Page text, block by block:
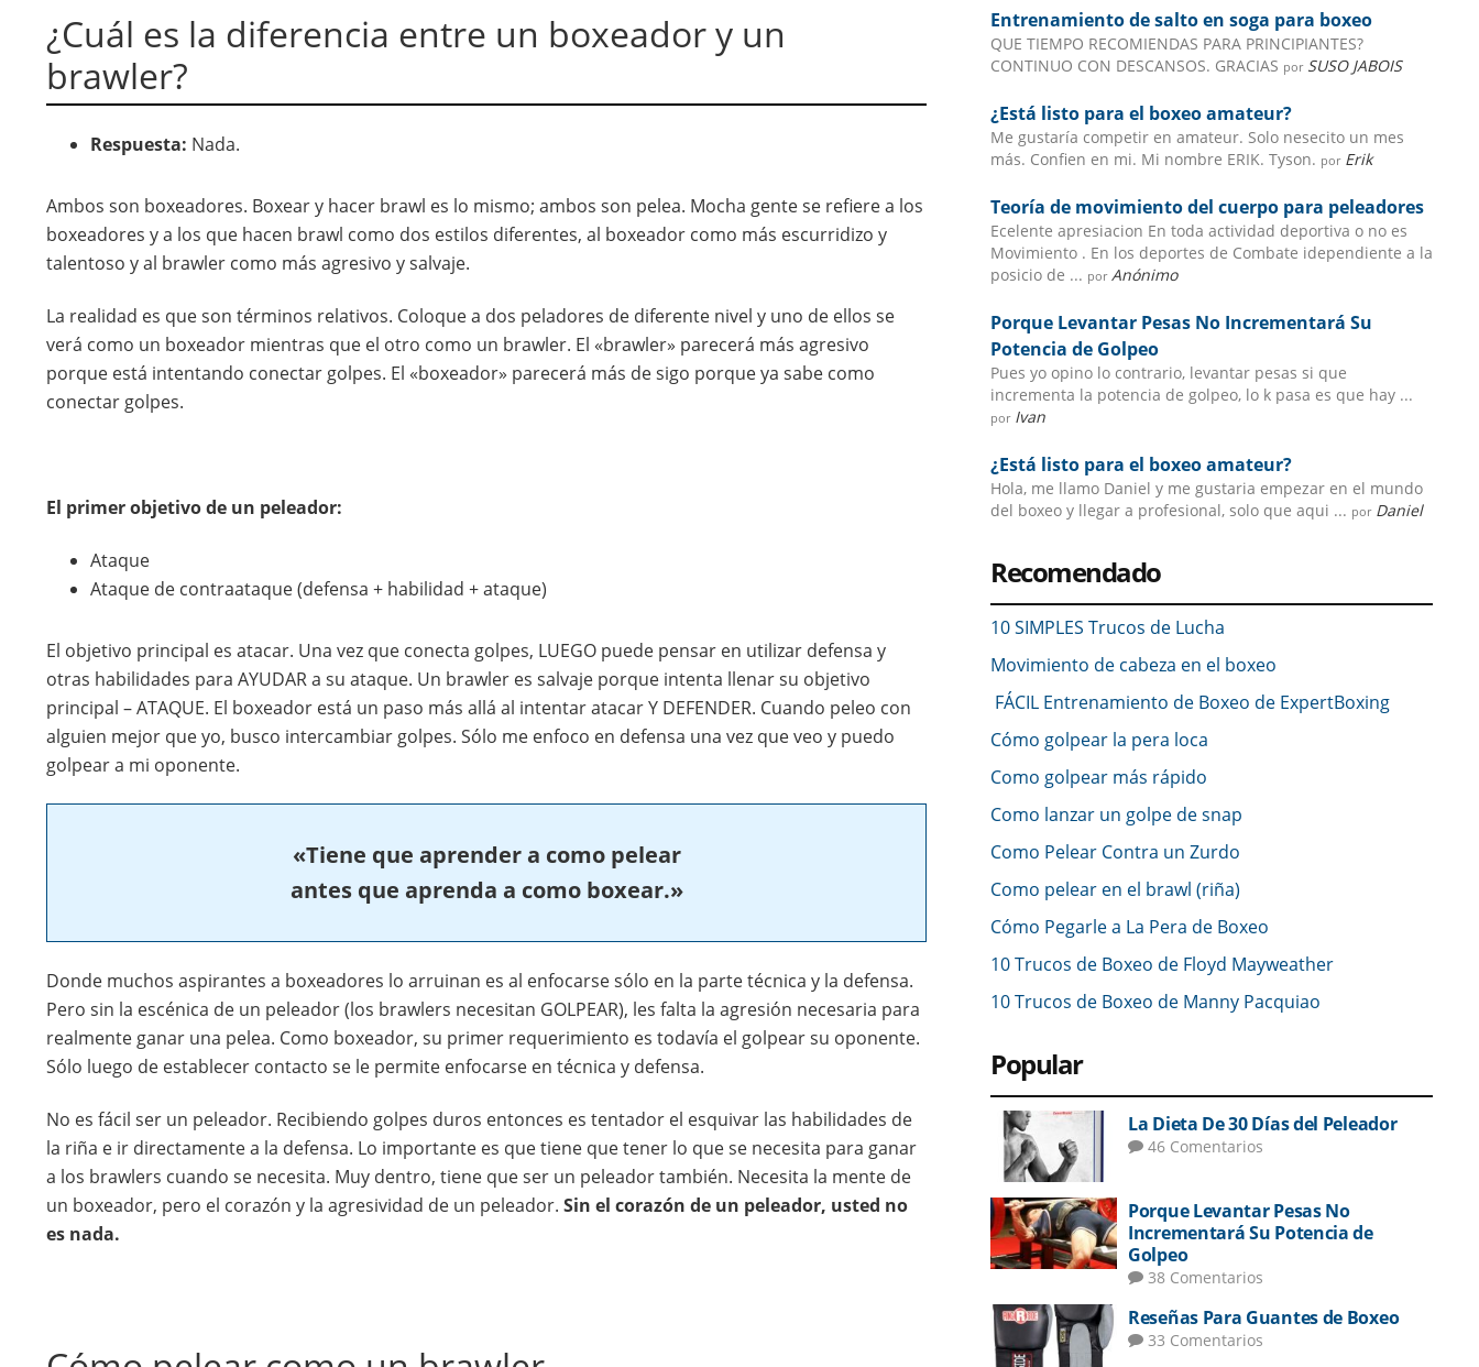
¿Cuál es la diferencia entre un boxeador y un
brawler?
Respuesta: Nada.
Ambos son boxeadores. Boxear y hacer brawl es lo mismo; ambos son pelea. Mocha gente se refiere a los
boxeadores y a los que hacen brawl como dos estilos diferentes, al boxeador como más escurridizo y
talentoso y al brawler como más agresivo y salvaje.
La realidad es que son términos relativos. Coloque a dos peladores de diferente nivel y uno de ellos se
verá como un boxeador mientras que el otro como un brawler. El «brawler» parecerá más agresivo
porque está intentando conectar golpes. El «boxeador» parecerá más de sigo porque ya sabe como
conectar golpes.
El primer objetivo de un peleador:
Ataque
Ataque de contraataque (defensa + habilidad + ataque)
El objetivo principal es atacar. Una vez que conecta golpes, LUEGO puede pensar en utilizar defensa y
otras habilidades para AYUDAR a su ataque. Un brawler es salvaje porque intenta llenar su objetivo
principal – ATAQUE. El boxeador está un paso más allá al intentar atacar Y DEFENDER. Cuando peleo con
alguien mejor que yo, busco intercambiar golpes. Sólo me enfoco en defensa una vez que veo y puedo
golpear a mi oponente.
«Tiene que aprender a como pelear
antes que aprenda a como boxear.»
Donde muchos aspirantes a boxeadores lo arruinan es al enfocarse sólo en la parte técnica y la defensa.
Pero sin la escénica de un peleador (los brawlers necesitan GOLPEAR), les falta la agresión necesaria para
realmente ganar una pelea. Como boxeador, su primer requerimiento es todavía el golpear su oponente.
Sólo luego de establecer contacto se le permite enfocarse en técnica y defensa.
No es fácil ser un peleador. Recibiendo golpes duros entonces es tentador el esquivar las habilidades de
la riña e ir directamente a la defensa. Lo importante es que tiene que tener lo que se necesita para ganar
a los brawlers cuando se necesita. Muy dentro, tiene que ser un peleador también. Necesita la mente de
un boxeador, pero el corazón y la agresividad de un peleador. Sin el corazón de un peleador, usted no
es nada.
Entrenamiento de salto en soga para boxeo
QUE TIEMPO RECOMIENDAS PARA PRINCIPIANTES?
CONTINUO CON DESCANSOS. GRACIAS por SUSO JABOIS
¿Está listo para el boxeo amateur?
Me gustaría competir en amateur. Solo nesecito un mes
más. Confien en mi. Mi nombre ERIK. Tyson. por Erik
Teoría de movimiento del cuerpo para peleadores
Ecelente apresiacion En toda actividad deportiva o no es
Movimiento . En los deportes de Combate idependiente a la
posicio de ... por Anónimo
Porque Levantar Pesas No Incrementará Su
Potencia de Golpeo
Pues yo opino lo contrario, levantar pesas si que
incrementa la potencia de golpeo, lo k pasa es que hay ...
por Ivan
¿Está listo para el boxeo amateur?
Hola, me llamo Daniel y me gustaria empezar en el mundo
del boxeo y llegar a profesional, solo que aqui ... por Daniel
Recomendado
10 SIMPLES Trucos de Lucha
Movimiento de cabeza en el boxeo
FÁCIL Entrenamiento de Boxeo de ExpertBoxing
Cómo golpear la pera loca
Como golpear más rápido
Como lanzar un golpe de snap
Como Pelear Contra un Zurdo
Como pelear en el brawl (riña)
Cómo Pegarle a La Pera de Boxeo
10 Trucos de Boxeo de Floyd Mayweather
10 Trucos de Boxeo de Manny Pacquiao
Popular
La Dieta De 30 Días del Peleador
46 Comentarios
Porque Levantar Pesas No
Incrementará Su Potencia de
Golpeo
38 Comentarios
Reseñas Para Guantes de Boxeo
33 Comentarios